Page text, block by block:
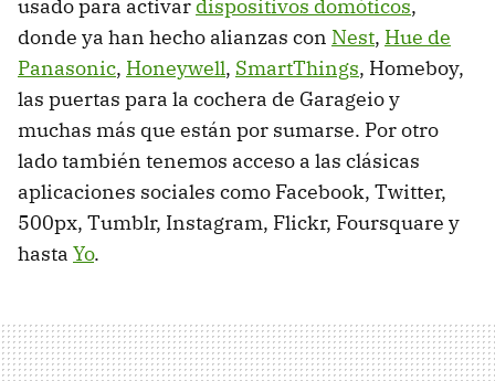
usado para activar dispositivos domóticos,
donde ya han hecho alianzas con Nest, Hue de
Panasonic, Honeywell, SmartThings, Homeboy,
las puertas para la cochera de Garageio y
muchas más que están por sumarse. Por otro
lado también tenemos acceso a las clásicas
aplicaciones sociales como Facebook, Twitter,
500px, Tumblr, Instagram, Flickr, Foursquare y
hasta Yo.